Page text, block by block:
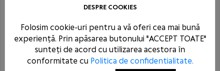
DE USR ÎN TENTATIVA DE A-L SALVA
PSD A REZOLVAT ASTĂZI ÎN
PARLAMENT CEEA CE NU A PUTUT
REZOLVA GUVERNUL DEMIS PRIN
MOȚIUNE DE CENZURĂ
DESPRE COOKIES
Folosim cookie-uri pentru a vă oferi cea mai bună
experiență. Prin apăsarea butonului "ACCEPT TOATE"
sunteți de acord cu utilizarea acestora în
conformitate cu Politica de confidentialitate.